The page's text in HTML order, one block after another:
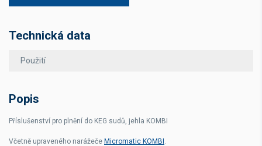
Technická data
Použití
Popis
Příslušenství pro plnění do KEG sudů, jehla KOMBI
Včetně upraveného narážeče Micromatic KOMBI .